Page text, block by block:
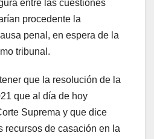
entre las cuestiones
procedente la
penal, en espera de la
tribunal.
que la resolución de la
que al día de hoy
Suprema y que dice
recursos de casación en la